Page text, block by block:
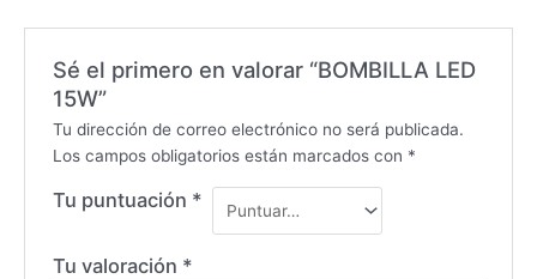
Sé el primero en valorar “BOMBILLA LED
15W”
Tu dirección de correo electrónico no será publicada.
Los campos obligatorios están marcados con *
Tu puntuación *
Tu valoración *